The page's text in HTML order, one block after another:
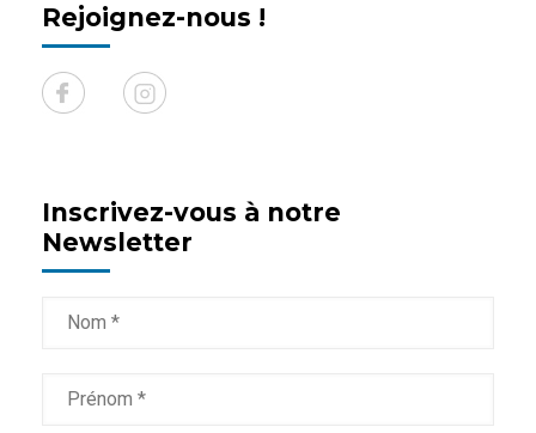
Rejoignez-nous !
Inscrivez-vous à notre
Newsletter